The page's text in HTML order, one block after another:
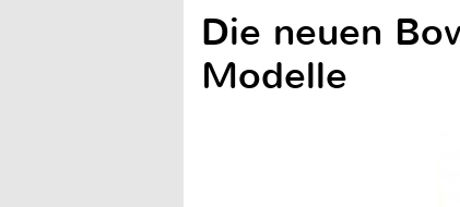
Die neuen
Modelle